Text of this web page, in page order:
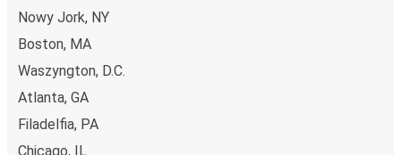
Nowy Jork, NY
Boston, MA
Waszyngton, D.C.
Atlanta, GA
Filadelfia, PA
Chicago, IL